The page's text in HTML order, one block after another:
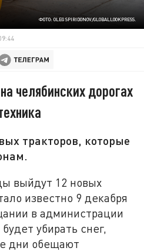
ФОТО: OLEG SPIRIDONOV/GLOBALLOOKPRESS.
челябинских дорогах
тракторов, которые
выйдут 12 новых
известно 9 декабря
в администрации
убирать снег,
дни обещают